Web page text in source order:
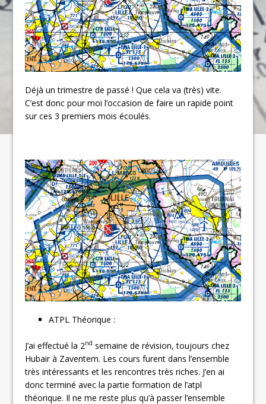
Déjà un trimestre de passé ! Que cela va (très) vite.
C’est donc pour moi l’occasion de faire un rapide point
sur ces 3 premiers mois écoulés.
ATPL Théorique :
J’ai effectué la 2nd semaine de révision, toujours chez
Hubair à Zaventem. Les cours furent dans l’ensemble
très intéressants et les rencontres très riches. J’en ai
donc terminé avec la partie formation de l’atpl
théorique. Il ne me reste plus qu’à passer l’ensemble